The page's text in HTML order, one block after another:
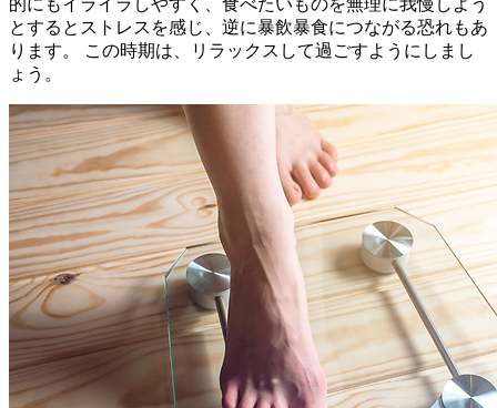
とするとストレスを感じ、逆に暴飲暴食につながる恐れもあ
ります。 この時期は、リラックスして過ごすようにしまし
ょう。